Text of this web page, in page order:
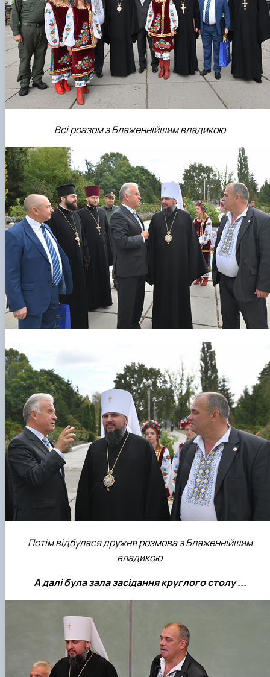
Всі роазом з Блаженнійшим владикою
Потім відбулася дружня розмова з Блаженнійшим
владикою
А далі була зала засідання круглого столу ...